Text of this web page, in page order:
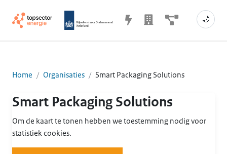
🌙
Home Organisaties Smart Packaging Solutions
Smart Packaging Solutions
Om de kaart te tonen hebben we toestemming nodig voor
statistiek cookies.